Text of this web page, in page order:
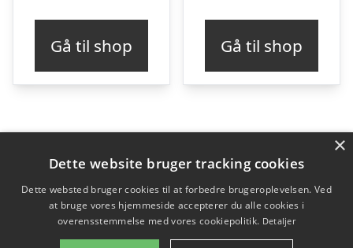
Gå til shop Gå til shop
Varekategorier
Produkter
×
Dette website bruger tracking cookies
Dette websted bruger cookies til at forbedre brugeroplevelsen. Ved
at bruge vores hjemmeside accepterer du alle cookies i
overensstemmelse med vores cookiepolitik. Detaljer